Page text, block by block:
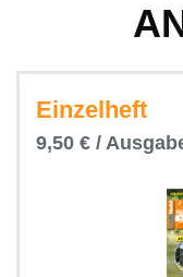
Einzelheft
9,50 € /